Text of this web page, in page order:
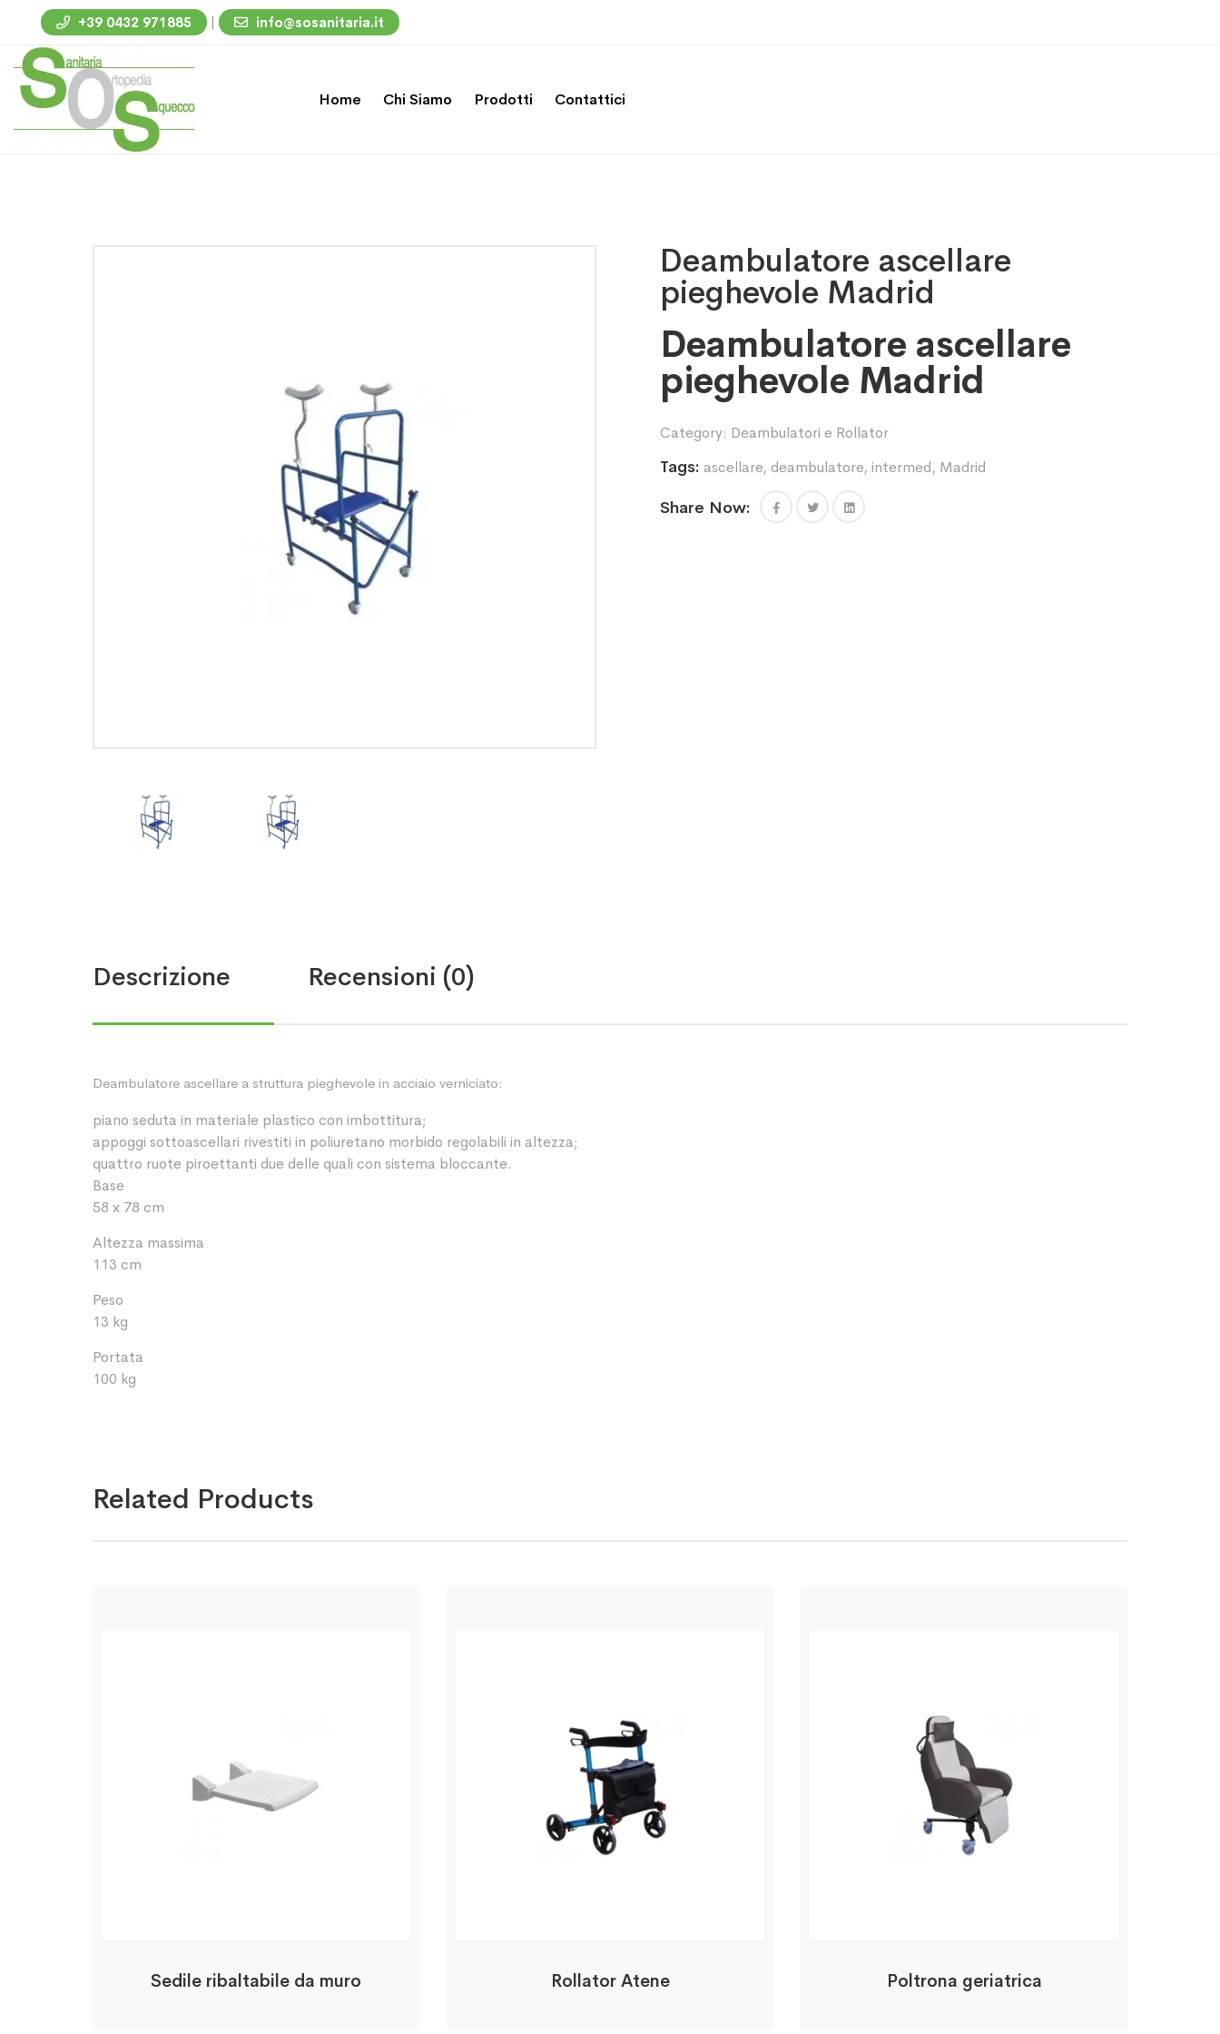
+39 0432 971885 | info@sosanitaria.it
Home Chi Siamo Prodotti Contattici
Deambulatore ascellare
pieghevole Madrid
Deambulatore ascellare
pieghevole Madrid
Category: Deambulatori e Rollator
Tags: ascellare, deambulatore, intermed, Madrid
Share Now:
Descrizione Recensioni (0)
Deambulatore ascellare a struttura pieghevole in acciaio verniciato:
piano seduta in materiale plastico con imbottitura;
appoggi sottoascellari rivestiti in poliuretano morbido regolabili in altezza;
quattro ruote piroettanti due delle quali con sistema bloccante.
Base
58 x 78 cm
Altezza massima
113 cm
Peso
13 kg
Portata
100 kg
Related Products
Sedile ribaltabile da muro Rollator Atene Poltrona geriatrica